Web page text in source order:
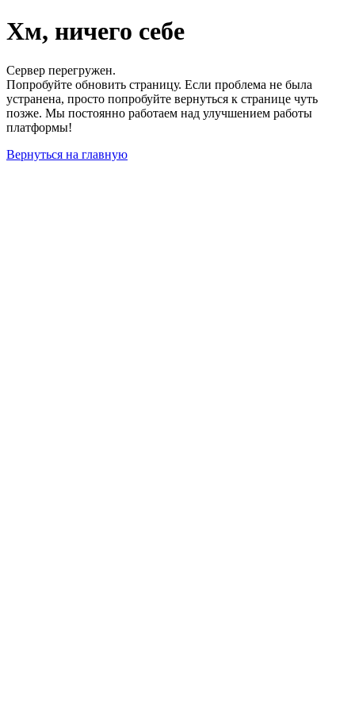
Хм, ничего себе
Сервер перегружен.
Попробуйте обновить страницу. Если проблема не была
устранена, просто попробуйте вернуться к странице чуть
позже. Мы постоянно работаем над улучшением работы
платформы!
Вернуться на главную